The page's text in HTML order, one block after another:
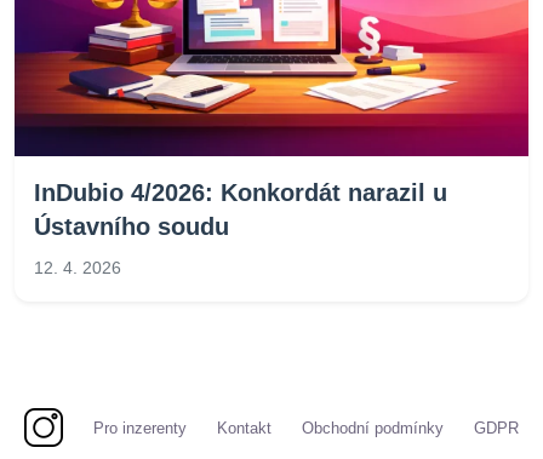
InDubio 4/2026: Konkordát narazil u
Ústavního soudu
12. 4. 2026
Pro inzerenty Kontakt Obchodní podmínky GDPR